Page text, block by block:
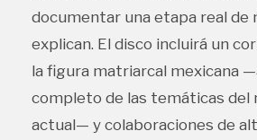
documentar una etapa real de
explican. El disco incluirá un
la figura matriarcal mexicana
completo de las temáticas del
actual— y colaboraciones de